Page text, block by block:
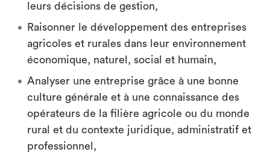
leurs décisions de gestion,
Raisonner le développement des entreprises
agricoles et rurales dans leur environnement
économique, naturel, social et humain,
Analyser une entreprise grâce à une bonne
culture générale et à une connaissance des
opérateurs de la filière agricole ou du monde
rural et du contexte juridique, administratif et
professionnel,